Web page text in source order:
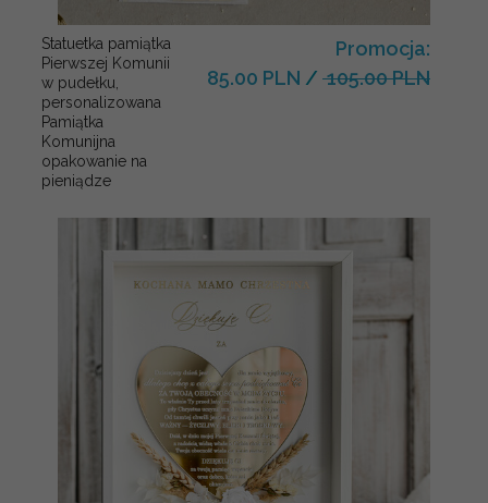
Statuetka pamiątka
Pierwszej Komunii
w pudełku,
personalizowana
Pamiątka
Komunijna
opakowanie na
pieniądze
Promocja:
85.00 PLN / 105.00 PLN